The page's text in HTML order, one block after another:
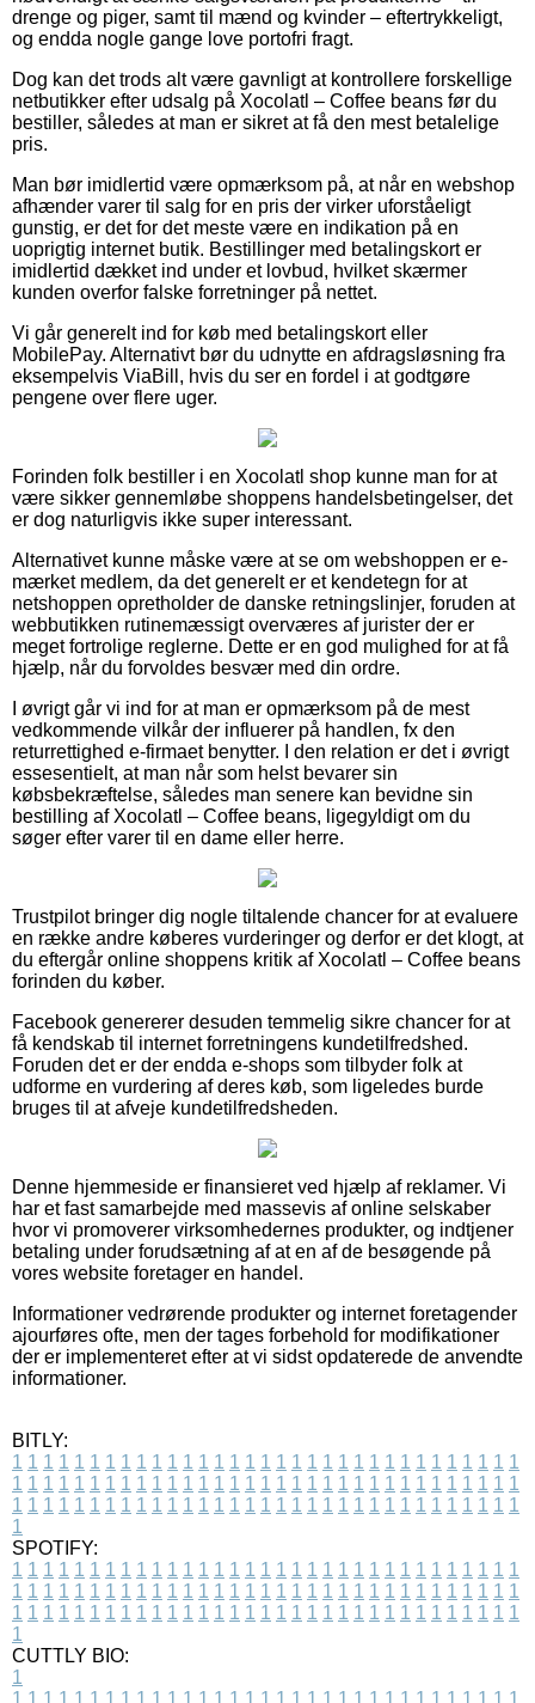
drenge og piger, samt til mænd og kvinder – eftertrykkeligt,
og endda nogle gange love portofri fragt.
Dog kan det trods alt være gavnligt at kontrollere forskellige
netbutikker efter udsalg på Xocolatl – Coffee beans før du
bestiller, således at man er sikret at få den mest betalelige
pris.
Man bør imidlertid være opmærksom på, at når en webshop
afhænder varer til salg for en pris der virker uforståeligt
gunstig, er det for det meste være en indikation på en
uoprigtig internet butik. Bestillinger med betalingskort er
imidlertid dækket ind under et lovbud, hvilket skærmer
kunden overfor falske forretninger på nettet.
Vi går generelt ind for køb med betalingskort eller
MobilePay. Alternativt bør du udnytte en afdragsløsning fra
eksempelvis ViaBill, hvis du ser en fordel i at godtgøre
pengene over flere uger.
Forinden folk bestiller i en Xocolatl shop kunne man for at
være sikker gennemløbe shoppens handelsbetingelser, det
er dog naturligvis ikke super interessant.
Alternativet kunne måske være at se om webshoppen er e-
mærket medlem, da det generelt er et kendetegn for at
netshoppen opretholder de danske retningslinjer, foruden at
webbutikken rutinemæssigt overværes af jurister der er
meget fortrolige reglerne. Dette er en god mulighed for at få
hjælp, når du forvoldes besvær med din ordre.
I øvrigt går vi ind for at man er opmærksom på de mest
vedkommende vilkår der influerer på handlen, fx den
returrettighed e-firmaet benytter. I den relation er det i øvrigt
essesentielt, at man når som helst bevarer sin
købsbekræftelse, således man senere kan bevidne sin
bestilling af Xocolatl – Coffee beans, ligegyldigt om du
søger efter varer til en dame eller herre.
Trustpilot bringer dig nogle tiltalende chancer for at evaluere
en række andre køberes vurderinger og derfor er det klogt, at
du eftergår online shoppens kritik af Xocolatl – Coffee beans
forinden du køber.
Facebook genererer desuden temmelig sikre chancer for at
få kendskab til internet forretningens kundetilfredshed.
Foruden det er der endda e-shops som tilbyder folk at
udforme en vurdering af deres køb, som ligeledes burde
bruges til at afveje kundetilfredsheden.
Denne hjemmeside er finansieret ved hjælp af reklamer. Vi
har et fast samarbejde med massevis af online selskaber
hvor vi promoverer virksomhedernes produkter, og indtjener
betaling under forudsætning af at en af de besøgende på
vores website foretager en handel.
Informationer vedrørende produkter og internet foretagender
ajourføres ofte, men der tages forbehold for modifikationer
der er implementeret efter at vi sidst opdaterede de anvendte
informationer.
BITLY:
1 1 1 1 1 1 1 1 1 1 1 1 1 1 1 1 1 1 1 1 1 1 1 1 1 1 1 1 1 1 1 1 1
1 1 1 1 1 1 1 1 1 1 1 1 1 1 1 1 1 1 1 1 1 1 1 1 1 1 1 1 1 1 1 1 1
1 1 1 1 1 1 1 1 1 1 1 1 1 1 1 1 1 1 1 1 1 1 1 1 1 1 1 1 1 1 1 1 1
1
SPOTIFY:
1 1 1 1 1 1 1 1 1 1 1 1 1 1 1 1 1 1 1 1 1 1 1 1 1 1 1 1 1 1 1 1 1
1 1 1 1 1 1 1 1 1 1 1 1 1 1 1 1 1 1 1 1 1 1 1 1 1 1 1 1 1 1 1 1 1
1 1 1 1 1 1 1 1 1 1 1 1 1 1 1 1 1 1 1 1 1 1 1 1 1 1 1 1 1 1 1 1 1
1
CUTTLY BIO:
1
1 1 1 1 1 1 1 1 1 1 1 1 1 1 1 1 1 1 1 1 1 1 1 1 1 1 1 1 1 1 1 1 1